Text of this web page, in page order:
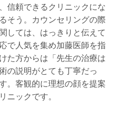
信頼できるクリニックにな
そう。カウンセリングの際
しては、はっきりと伝えて
で人気を集め加藤医師を指
た方からは「先生の治療は
の説明がとても丁寧だっ
。客観的に理想の顔を提案
ニックです。